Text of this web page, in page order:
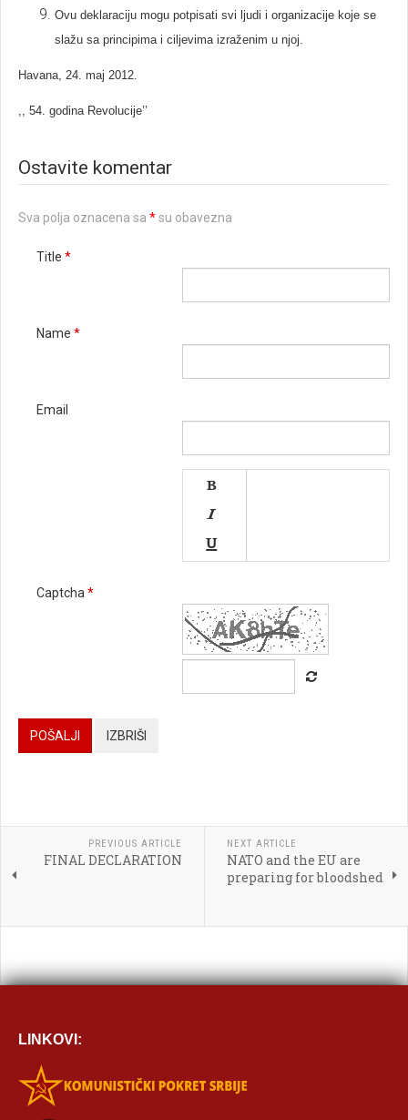
Ovu deklaraciju mogu potpisati svi ljudi i organizacije koje se
slažu sa principima i ciljevima izraženim u njoj.
Havana, 24. maj 2012.
,, 54. godina Revolucije’’
Ostavite komentar
Sva polja oznacena sa *su obavezna
Title *
Name *
Email






Captcha *
POŠALJI IZBRIŠI
PREVIOUS ARTICLE
FINAL DECLARATION
NEXT ARTICLE
NATO and the EU are
preparing for bloodshed
LINKOVI: